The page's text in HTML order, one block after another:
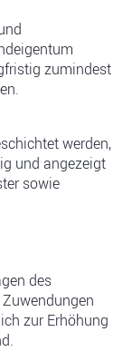
zumindest
werden,
und angezeigt
sowie
des
zur Erhöhung